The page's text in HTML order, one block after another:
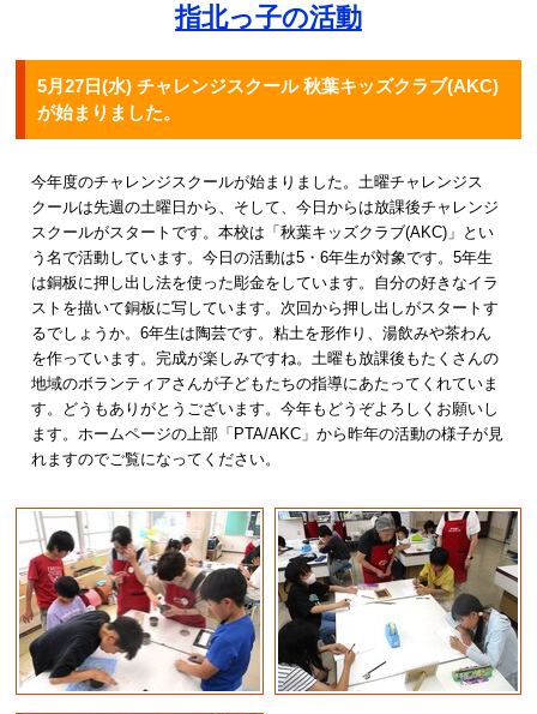
指北っ子の活動
5月27日(水) チャレンジスクール 秋葉キッズクラブ(AKC)
が始まりました。
今年度のチャレンジスクールが始まりました。土曜チャレンジス
クールは先週の土曜日から、そして、今日からは放課後チャレンジ
スクールがスタートです。本校は「秋葉キッズクラブ(AKC)」とい
う名で活動しています。今日の活動は5・6年生が対象です。5年生
は銅板に押し出し法を使った彫金をしています。自分の好きなイラ
ストを描いて銅板に写しています。次回から押し出しがスタートす
るでしょうか。6年生は陶芸です。粘土を形作り、湯飲みや茶わん
を作っています。完成が楽しみですね。土曜も放課後もたくさんの
地域のボランティアさんが子どもたちの指導にあたってくれていま
す。どうもありがとうございます。今年もどうぞよろしくお願いし
ます。ホームページの上部「PTA/AKC」から昨年の活動の様子が見
れますのでご覧になってください。